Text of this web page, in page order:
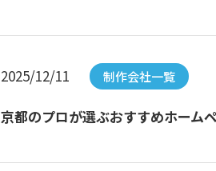
2025/12/11 制作会社一覧
京都のプロが選ぶおすすめホーム